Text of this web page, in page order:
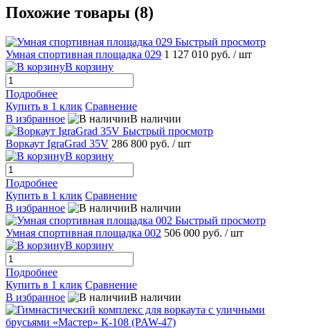
Похожие товары (8)
Быстрый просмотр
Умная спортивная площадка 029 1 127 010 руб. / шт
В корзину
Подробнее
Купить в 1 клик Сравнение
В избранное
В наличии
Быстрый просмотр
Воркаут IgraGrad 35V 286 800 руб. / шт
В корзину
Подробнее
Купить в 1 клик Сравнение
В избранное
В наличии
Быстрый просмотр
Умная спортивная площадка 002 506 000 руб. / шт
В корзину
Подробнее
Купить в 1 клик Сравнение
В избранное
В наличии